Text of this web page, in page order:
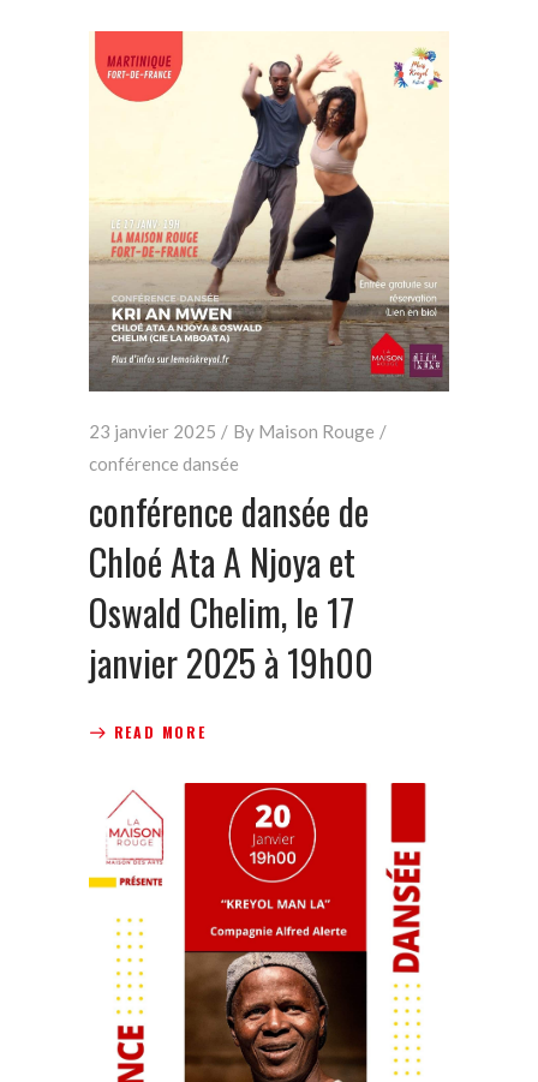
23 janvier 2025 By Maison Rouge
conférence dansée
conférence dansée de
Chloé Ata A Njoya et
Oswald Chelim, le 17
janvier 2025 à 19h00
READ MORE